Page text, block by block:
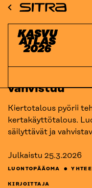
Siirry
sisältöön
Sitra
Kasvuatlas
ETUSIVU KASVUATLAS
Talouskin
vahvistuu
Kiertotalous pyörii
kertakäyttötalous.
säilyttävät ja
Julkaistu 25.3.2026
LUONTOPÄÄOMA
KIRJOITTAJA